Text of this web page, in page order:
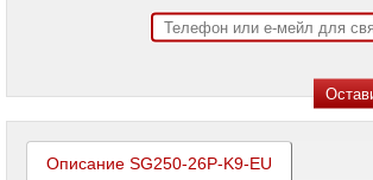
Name
Принтеры
плоттеры
МФУ
Описание SG250-26P-K9-EU